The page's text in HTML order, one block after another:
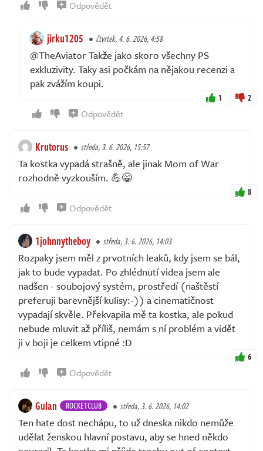
Odpovědět
jirku1205 čtvrtek, 4. 6. 2026, 4:58
@TheAviator Takže jako skoro všechny PS
exkluzivity. Taky asi počkám na nějakou recenzi a
pak zvážím koupi.
1 2
Odpovědět
Krutorus středa, 3. 6. 2026, 15:57
Ta kostka vypadá strašně, ale jinak Mom of War
rozhodně vyzkouším. 💪😁
8
Odpovědět
1johnnytheboy středa, 3. 6. 2026, 14:03
Rozpaky jsem měl z prvotních leaků, kdy jsem se bál,
jak to bude vypadat. Po zhlédnutí videa jsem ale
nadšen - soubojový systém, prostředí (naštěstí
preferuji barevnější kulisy:-)) a cinematičnost
vypadají skvěle. Překvapila mě ta kostka, ale pokud
nebude mluvit až příliš, nemám s ní problém a vidět
ji v boji je celkem vtipné :D
6
Odpovědět
Gulan ROCKETCLUB středa, 3. 6. 2026, 14:02
Ten hate dost nechápu, to už dneska nikdo nemůže
udělat ženskou hlavní postavu, aby se hned někdo